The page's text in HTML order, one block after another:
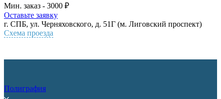
Мин. заказ - 3000 ₽
Оставьте заявку
г. СПБ, ул. Черняховского, д. 51Г (м. Лиговский проспект)
Схема проезда
Полиграфия